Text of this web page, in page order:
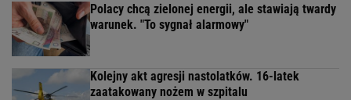
Polacy chcą zielonej energii, ale stawiają twardy
warunek. "To sygnał alarmowy"
Kolejny akt agresji nastolatków. 16-latek
zaatakowany nożem w szpitalu